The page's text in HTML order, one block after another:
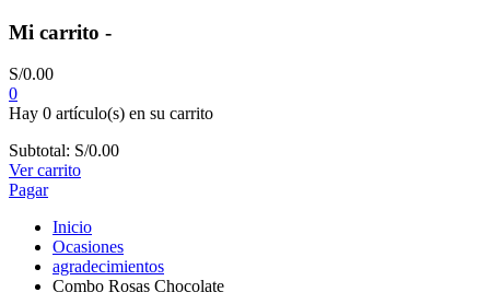
Mi carrito -
S/0.00
0
Hay 0 artículo(s) en su carrito
Subtotal: S/0.00
Ver carrito
Pagar
Inicio
Ocasiones
agradecimientos
Combo Rosas Chocolate